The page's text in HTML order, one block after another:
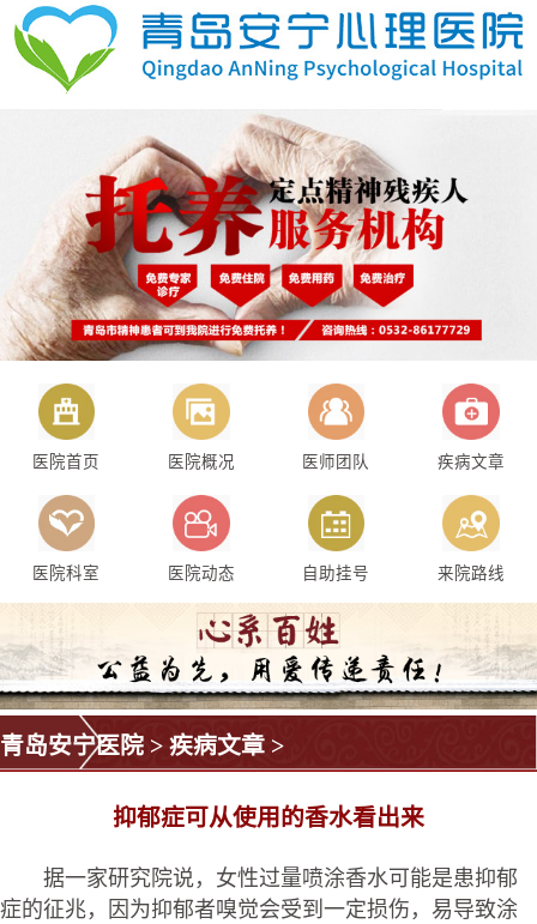
医院首页 医院概况 医师团队 疾病文章
医院科室 医院动态 自助挂号 来院路线
青岛安宁医院 > 疾病文章 >
抑郁症可从使用的香水看出来
据一家研究院说，女性过量喷涂香水可能是患抑郁
症的征兆，因为抑郁者嗅觉会受到一定损伤，易导致涂